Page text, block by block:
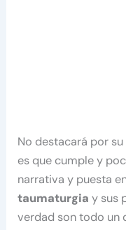
No destacará por
es que cumple y
narrativa y puesta
taumaturgia y sus
verdad son todo un